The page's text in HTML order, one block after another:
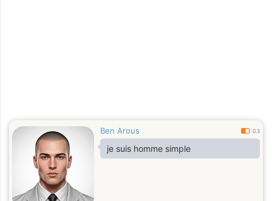
Ben Arous 0.3
je suis homme simple